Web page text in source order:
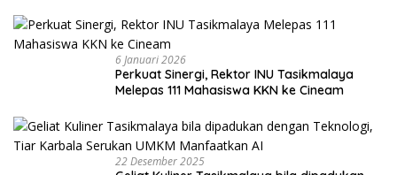
6 Januari 2026
Perkuat Sinergi, Rektor INU Tasikmalaya
Melepas 111 Mahasiswa KKN ke Cineam
22 Desember 2025